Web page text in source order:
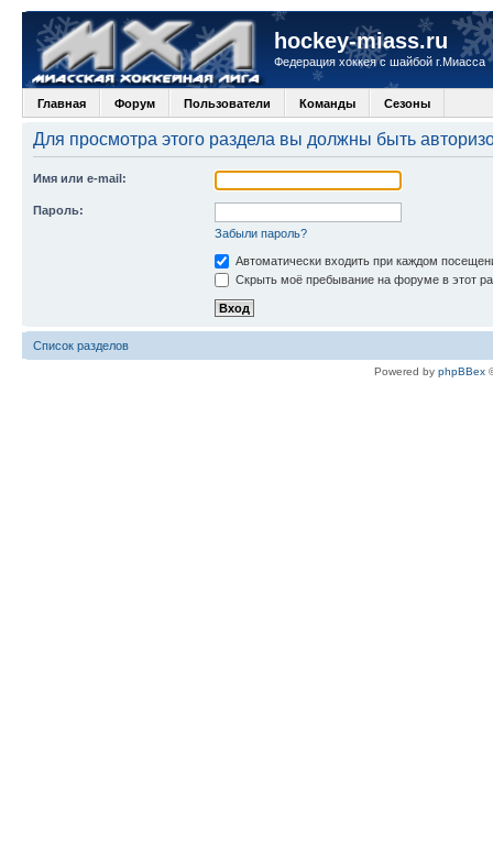
hockey-miass.ru
Федерация хоккея с шайбой г.Миасса
Главная Форум Пользователи Команды Сезоны
Для просмотра этого раздела вы должны быть
Имя или e-mail:
Пароль:
Забыли пароль?
Автоматически входить при каждом
Скрыть моё пребывание на форуме в этот
Список разделов
Powered by phpBBex